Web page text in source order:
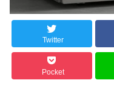
Twitter
Pocket